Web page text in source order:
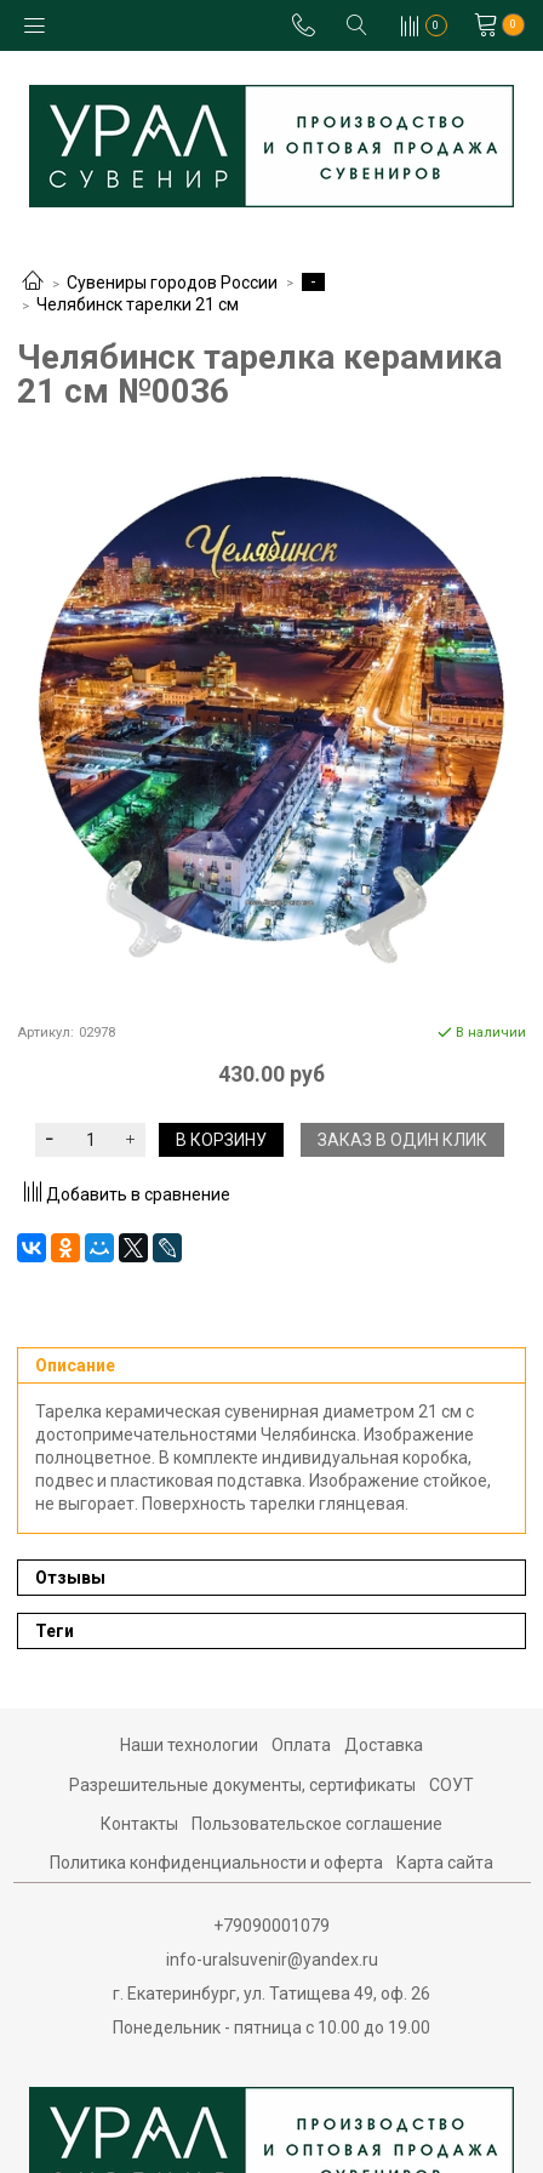
0 0
Сувениры городов России
-
Челябинск тарелки 21 см
Челябинск тарелка керамика
21 см №0036
Артикул: 02978 В наличии
430.00 руб
В КОРЗИНУ ЗАКАЗ В ОДИН КЛИК
Добавить в сравнение
Описание
Тарелка керамическая сувенирная диаметром 21 см с
достопримечательностями Челябинска. Изображение
полноцветное. В комплекте индивидуальная коробка,
подвес и пластиковая подставка. Изображение стойкое,
не выгорает. Поверхность тарелки глянцевая.
Отзывы
Теги
Наши технологии Оплата Доставка
Разрешительные документы, сертификаты СОУТ
Контакты Пользовательское соглашение
Политика конфиденциальности и оферта Карта сайта
+79090001079
info-uralsuvenir@yandex.ru
г. Екатеринбург, ул. Татищева 49, оф. 26
Понедельник - пятница с 10.00 до 19.00